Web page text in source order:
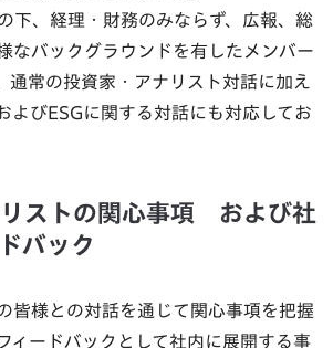
下、経理・財務のみならず、広報、総
なバックグラウンドを有したメンバー
通常の投資家・アナリスト対話に加え
よびESGに関する対話にも対応してお
ストの関心事項 および社
バック
皆様との対話を通じて関心事項を把握
ィードバックとして社内に展開する事